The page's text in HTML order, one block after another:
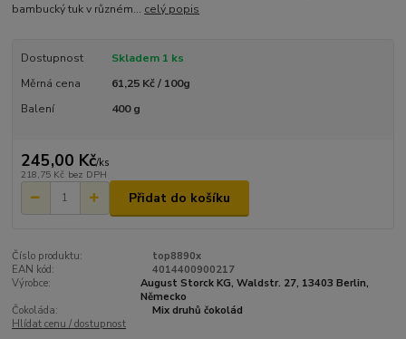
bambucký tuk v různém... celý popis
Dostupnost
Skladem 1 ks
Měrná cena
61,25 Kč / 100g
Balení
400 g
245,00 Kč/ks
218,75 Kč bez DPH
Přidat do košíku
Číslo produktu:
top8890x
EAN kód:
4014400900217
Výrobce:
August Storck KG, Waldstr. 27, 13403 Berlin,
Německo
Čokoláda:
Mix druhů čokolád
Hlídat cenu / dostupnost